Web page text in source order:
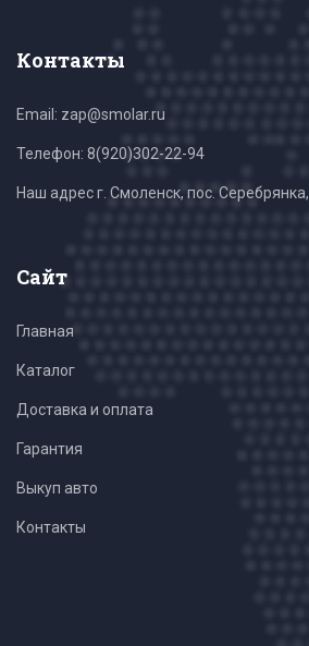
Контакты
Email: zap@smolar.ru
Телефон: 8(920)302-22-94
Наш адрес г. Смоленск, пос.
Сайт
Главная
Каталог
Доставка и оплата
Гарантия
Выкуп авто
Контакты